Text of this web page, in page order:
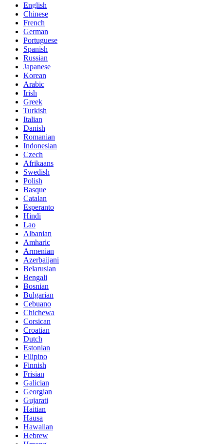
English
Chinese
French
German
Portuguese
Spanish
Russian
Japanese
Korean
Arabic
Irish
Greek
Turkish
Italian
Danish
Romanian
Indonesian
Czech
Afrikaans
Swedish
Polish
Basque
Catalan
Esperanto
Hindi
Lao
Albanian
Amharic
Armenian
Azerbaijani
Belarusian
Bengali
Bosnian
Bulgarian
Cebuano
Chichewa
Corsican
Croatian
Dutch
Estonian
Filipino
Finnish
Frisian
Galician
Georgian
Gujarati
Haitian
Hausa
Hawaiian
Hebrew